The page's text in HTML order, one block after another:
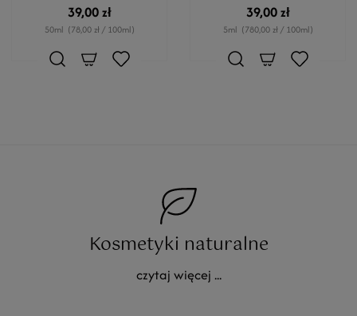
39,00 zł
50ml (78,00 zł / 100ml)
39,00 zł
5ml (780,00 zł / 100ml)
Kosmetyki naturalne
czytaj więcej ...